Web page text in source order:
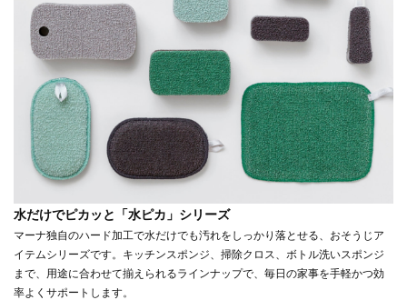
水だけでピカッと「水ピカ」シリーズ
マーナ独自のハード加工で水だけでも汚れをしっかり落とせる、おそうじア
イテムシリーズです。キッチンスポンジ、掃除クロス、ボトル洗いスポンジ
まで、用途に合わせて揃えられるラインナップで、毎日の家事を手軽かつ効
率よくサポートします。